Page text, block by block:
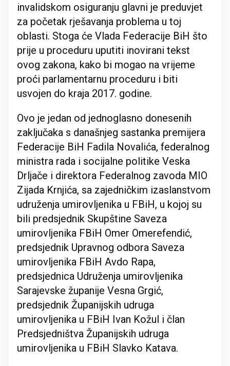
invalidskom osiguranju glavni je preduvjet
za početak rješavanja problema u toj
oblasti. Stoga će Vlada Federacije BiH što
prije u proceduru uputiti inovirani tekst
ovog zakona, kako bi mogao na vrijeme
proći parlamentarnu proceduru i biti
usvojen do kraja 2017. godine.
Ovo je jedan od jednoglasno donesenih
zaključaka s današnjeg sastanka premijera
Federacije BiH Fadila Novalića, federalnog
ministra rada i socijalne politike Veska
Drljače i direktora Federalnog zavoda MIO
Zijada Krnjića, sa zajedničkim izaslanstvom
udruženja umirovljenika u FBiH, u kojoj su
bili predsjednik Skupštine Saveza
umirovljenika FBiH Omer Omerefendić,
predsjednik Upravnog odbora Saveza
umirovljenika FBiH Avdo Rapa,
predsjednica Udruženja umirovljenika
Sarajevske županije Vesna Grgić,
predsjednik Županijskih udruga
umirovljenika u FBiH Ivan Kožul i član
Predsjedništva Županijskih udruga
umirovljenika u FBiH Slavko Katava.